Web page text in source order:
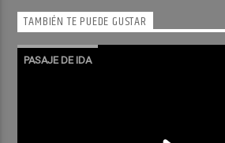
TAMBIÉN TE PUEDE GUSTAR
PASAJE DE IDA